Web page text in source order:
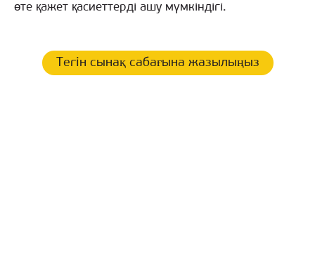
өте қажет қасиеттерді ашу мүмкіндігі.
Тегін сынақ сабағына жазылыңыз